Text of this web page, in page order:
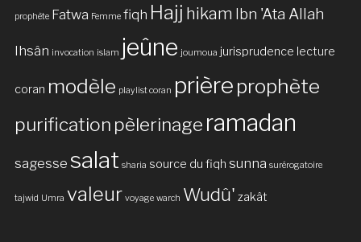
prophète Fatwa Femme fiqh Hajj hikam Ibn 'Ata Allah
Ihsân invocation islam jeûne joumoua jurisprudence lecture
coran modèle playlist coran prière prophète
purification pèlerinage ramadan
sagesse salat sharia source du fiqh sunna surérogatoire
tajwid Umra valeur voyage warch Wudû' zakât